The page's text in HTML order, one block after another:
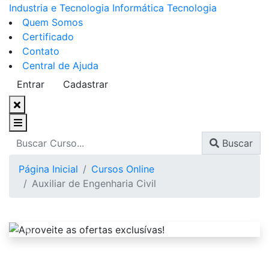
Industria e Tecnologia Informática Tecnologia
Quem Somos
Certificado
Contato
Central de Ajuda
Entrar
Cadastrar
Buscar
Página Inicial
Cursos Online
Auxiliar de Engenharia Civil